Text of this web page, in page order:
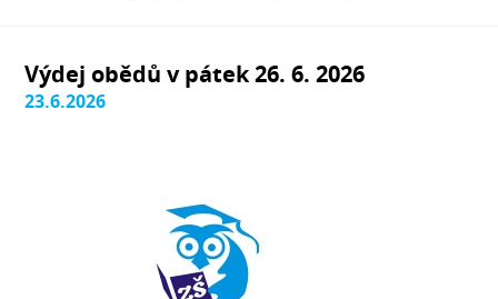
Výdej obědů v pátek 26. 6. 2026
23.6.2026